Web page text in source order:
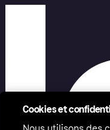
Cookies et